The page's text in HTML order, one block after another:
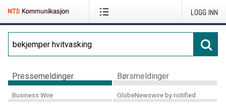
LOGG INN
Pressemeldinger Børsmeldinger
Business Wire GlobeNewswire by notified